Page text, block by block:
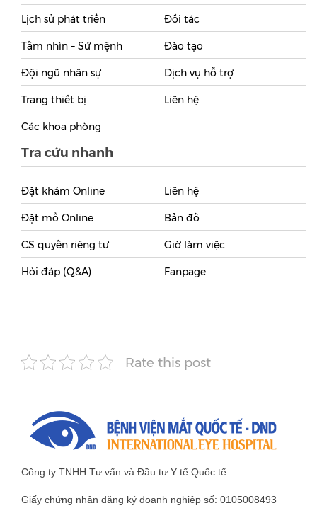
Lịch sử phát triển
Tầm nhìn – Sứ mệnh
Đội ngũ nhân sự
Trang thiết bị
Các khoa phòng
Đối tác
Đào tạo
Dịch vụ hỗ trợ
Liên hệ
Tra cứu nhanh
Đặt khám Online
Đặt mổ Online
CS quyền riêng tư
Hỏi đáp (Q&A)
Liên hệ
Bản đồ
Giờ làm việc
Fanpage
Rate this post
Công ty TNHH Tư vấn và Đầu tư Y tế Quốc tế
Giấy chứng nhận đăng ký doanh nghiệp số: 0105008493